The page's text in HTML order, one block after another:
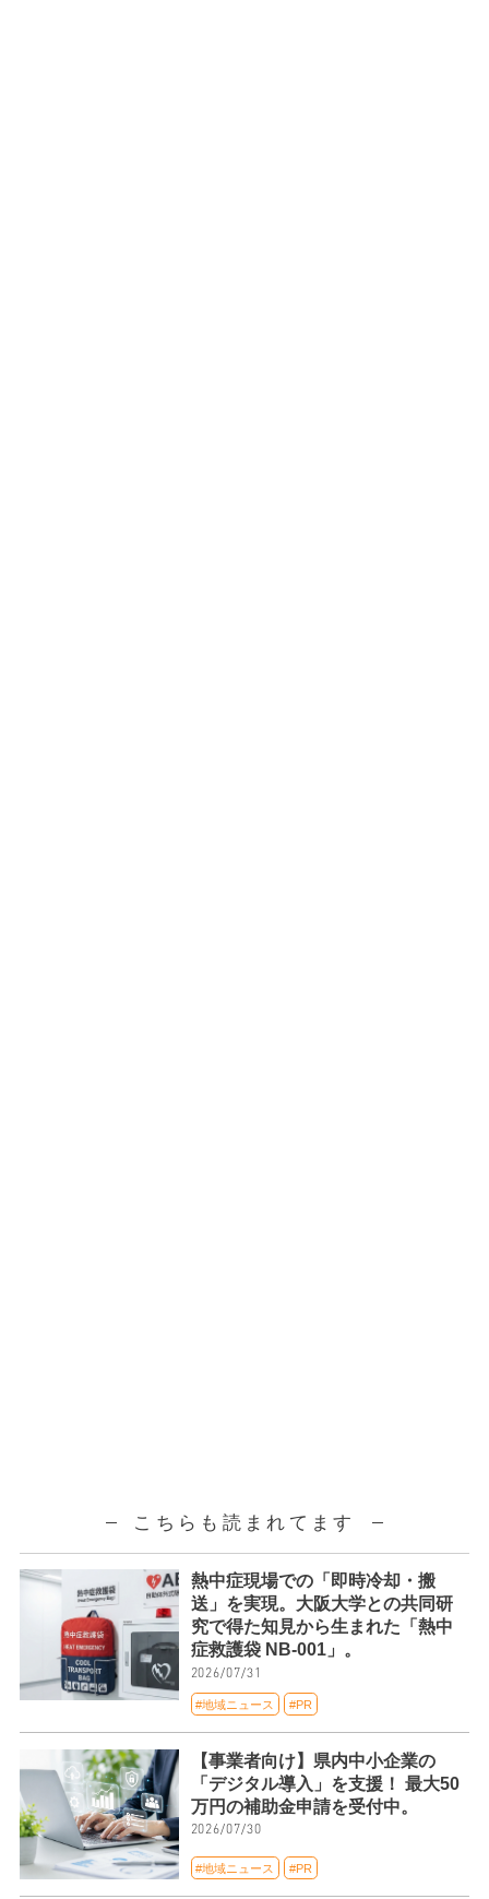
こちらも読まれてます
熱中症現場での「即時冷却・搬
送」を実現。大阪大学との共同研
究で得た知見から生まれた「熱中
症救護袋 NB-001」。
2026/07/31
#地域ニュース #PR
【事業者向け】県内中小企業の
「デジタル導入」を支援！ 最大50
万円の補助金申請を受付中。
2026/07/30
#地域ニュース #PR